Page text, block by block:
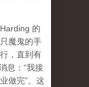
的
魔鬼的手
，直到有
息：“我接
做完”。这